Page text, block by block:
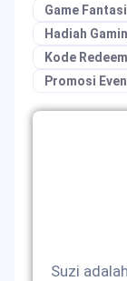
Game Fantasi
Hadiah
Kode Redeem
Promosi
Suzi